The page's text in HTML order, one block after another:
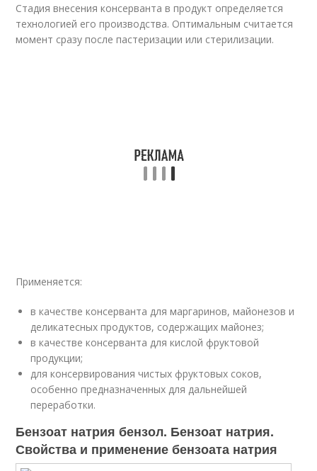
Стадия внесения консерванта в продукт определяется
технологией его производства. Оптимальным считается
момент сразу после пастеризации или стерилизации.
Применяется:
в качестве консерванта для маргаринов, майонезов и
деликатесных продуктов, содержащих майонез;
в качестве консерванта для кислой фруктовой
продукции;
для консервирования чистых фруктовых соков,
особенно предназначенных для дальнейшей
переработки.
Бензоат натрия бензол. Бензоат натрия.
Свойства и применение бензоата натрия